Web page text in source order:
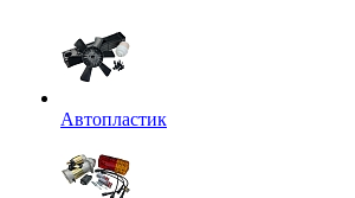
Автопластик